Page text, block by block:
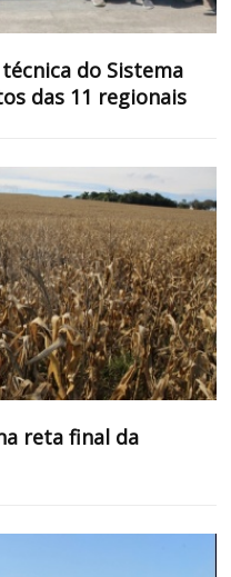
do Sistema
das 11 regionais
reta final da